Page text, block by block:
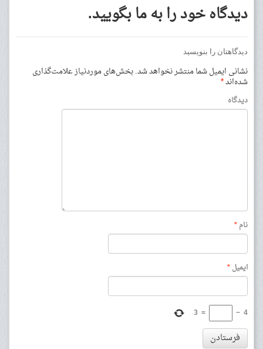
دیدگاه خود را به ما بگویید.
دیدگاهتان را بنویسید
نشانی ایمیل شما منتشر نخواهد شد.بخش‌های موردنیاز علامت‌گذاری
شده‌اند*
دیدگاه
نام*
ایمیل*
4
−
=
3
فرستادن